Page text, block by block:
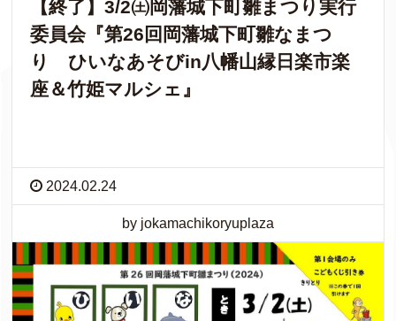
【終了】3/2㈯岡藩城下町雛まつり実行
委員会『第26回岡藩城下町雛なまつ
り ひいなあそびin八幡山縁日楽市楽
座＆竹姫マルシェ』
2024.02.24
by jokamachikoryuplaza